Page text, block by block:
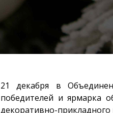
21 декабря в
победителей и ярмарка
декоративно-прикладного